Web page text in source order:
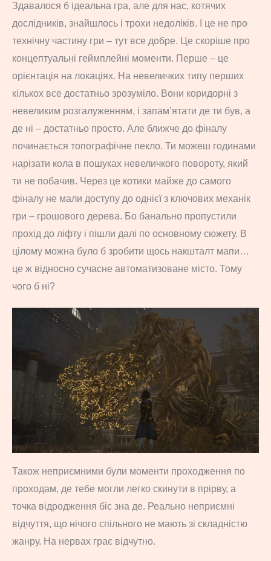
Здавалося б ідеальна гра, але для нас, котячих
дослідників, знайшлось і трохи недоліків. І це не про
технічну частину гри – тут все добре. Це скоріше про
концептуальні геймплейні моменти. Перше – це
орієнтація на локаціях. На невеличких типу перших
кількох все достатньо зрозуміло. Вони коридорні з
невеликим розгалуженням, і запам’ятати де ти був, а
де ні – достатньо просто. Але ближче до фіналу
починається топографічне пекло. Ти можеш годинами
нарізати кола в пошуках невеличкого повороту, який
ти не побачив. Через це котики майже до самого
фіналу не мали доступу до однієї з ключових механік
гри – грошового дерева. Бо банально пропустили
прохід до ліфту і пішли далі по основному сюжету. В
цілому можна було б зробити щось накшталт мапи…
це ж відносно сучасне автоматизоване місто. Тому
чого б ні?
Також неприємними були моменти проходження по
проходам, де тебе могли легко скинути в прірву, а
точка відродження біс зна де. Реально неприємні
відчуття, що нічого спільного не мають зі складністю
жанру. На нервах грає відчутно.